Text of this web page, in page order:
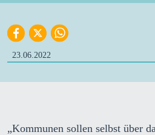
23.06.2022
„Kommunen sollen selbst über